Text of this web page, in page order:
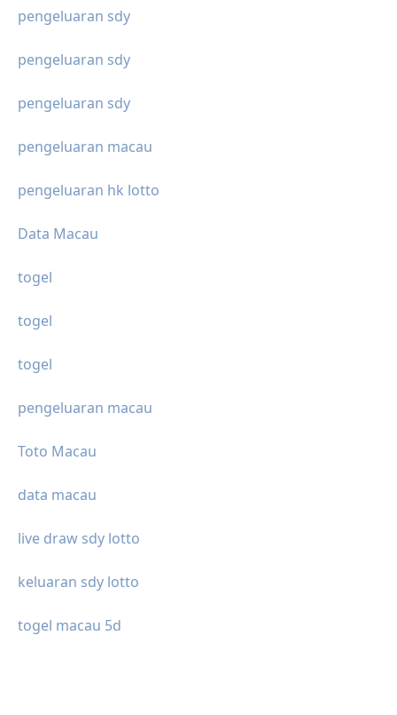
pengeluaran sdy
pengeluaran sdy
pengeluaran sdy
pengeluaran macau
pengeluaran hk lotto
Data Macau
togel
togel
togel
pengeluaran macau
Toto Macau
data macau
live draw sdy lotto
keluaran sdy lotto
togel macau 5d